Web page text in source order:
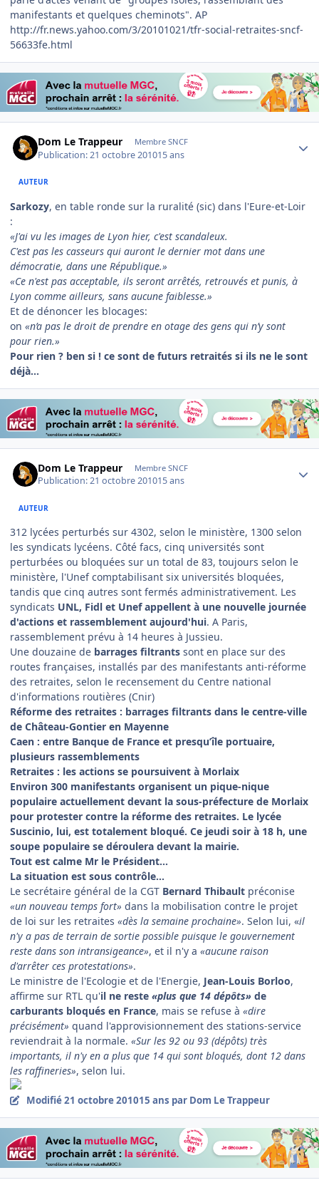
manifestants et quelques cheminots". AP
http://fr.news.yahoo.com/3/20101021/tfr-social-retraites-sncf-
56633fe.html
Dom Le Trappeur Membre SNCF
Publication:21 octobre 201015 ans
AUTEUR
Sarkozy, en table ronde sur la ruralité (sic) dans l'Eure-et-Loir
:
«J'ai vu les images de Lyon hier, c'est scandaleux.
C'est pas les casseurs qui auront le dernier mot dans une
démocratie, dans une République.»
«Ce n'est pas acceptable, ils seront arrêtés, retrouvés et punis, à
Lyon comme ailleurs, sans aucune faiblesse.»
Et de dénoncer les blocages:
on «n’a pas le droit de prendre en otage des gens qui n’y sont
pour rien.»
Pour rien ? ben si ! ce sont de futurs retraités si ils ne le sont
déjà...
Dom Le Trappeur Membre SNCF
Publication:21 octobre 201015 ans
AUTEUR
312 lycées perturbés sur 4302, selon le ministère, 1300 selon
les syndicats lycéens. Côté facs, cinq universités sont
perturbées ou bloquées sur un total de 83, toujours selon le
ministère, l'Unef comptabilisant six universités bloquées,
tandis que cinq autres sont fermés administrativement. Les
syndicats UNL, Fidl et Unef appellent à une nouvelle journée
d'actions et rassemblement aujourd'hui. A Paris,
rassemblement prévu à 14 heures à Jussieu.
Une douzaine de barrages filtrants sont en place sur des
routes françaises, installés par des manifestants anti-réforme
des retraites, selon le recensement du Centre national
d'informations routières (Cnir)
Réforme des retraites : barrages filtrants dans le centre-ville
de Château-Gontier en Mayenne
Caen : entre Banque de France et presqu’île portuaire,
plusieurs rassemblements
Retraites : les actions se poursuivent à Morlaix
Environ 300 manifestants organisent un pique-nique
populaire actuellement devant la sous-préfecture de Morlaix
pour protester contre la réforme des retraites. Le lycée
Suscinio, lui, est totalement bloqué. Ce jeudi soir à 18 h, une
soupe populaire se déroulera devant la mairie.
Tout est calme Mr le Président...
La situation est sous contrôle...
Le secrétaire général de la CGT Bernard Thibault préconise
«un nouveau temps fort» dans la mobilisation contre le projet
de loi sur les retraites «dès la semaine prochaine». Selon lui, «il
n'y a pas de terrain de sortie possible puisque le gouvernement
reste dans son intransigeance», et il n'y a «aucune raison
d'arrêter ces protestations».
Le ministre de l'Ecologie et de l'Energie, Jean-Louis Borloo,
affirme sur RTL qu'il ne reste «plus que 14 dépôts» de
carburants bloqués en France, mais se refuse à «dire
précisément» quand l'approvisionnement des stations-service
reviendrait à la normale. «Sur les 92 ou 93 (dépôts) très
importants, il n'y en a plus que 14 qui sont bloqués, dont 12 dans
les raffineries», selon lui.
Modifié21 octobre 201015 ans par Dom Le Trappeur